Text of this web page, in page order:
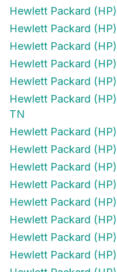
Hewlett Packard
Hewlett Packard
Hewlett Packard
Hewlett Packard
Hewlett Packard
Hewlett Packard
TN
Hewlett Packard
Hewlett Packard
Hewlett Packard
Hewlett Packard
Hewlett Packard
Hewlett Packard
Hewlett Packard
Hewlett Packard